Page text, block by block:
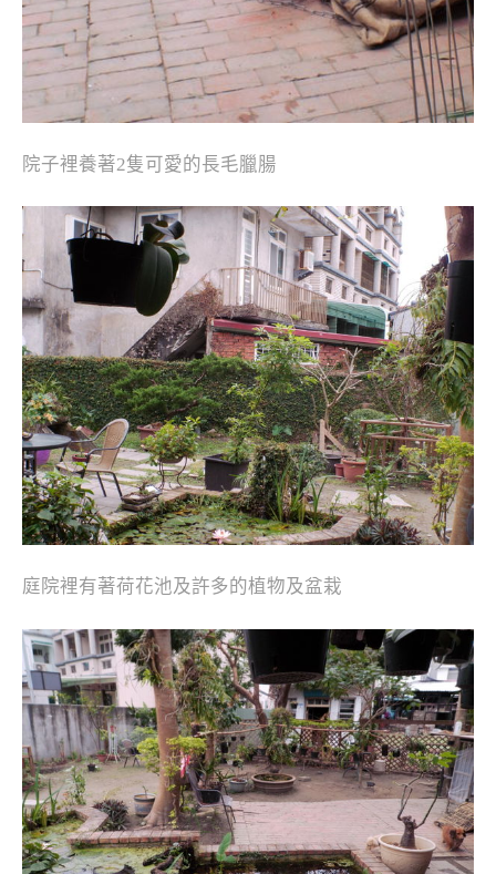
院子裡養著2隻可愛的長毛臘腸
庭院裡有著荷花池及許多的植物及盆栽